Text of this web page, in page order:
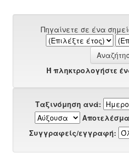
Πηγαίνετε σε ένα
Ή πληκτρολογήστε
Ταξινόμηση ανά:
Συγγραφείς/εγγραφή: